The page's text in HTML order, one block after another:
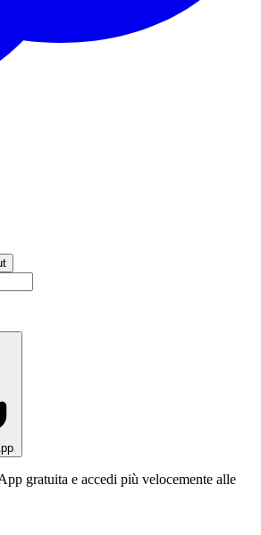
gratuita e accedi più velocemente alle